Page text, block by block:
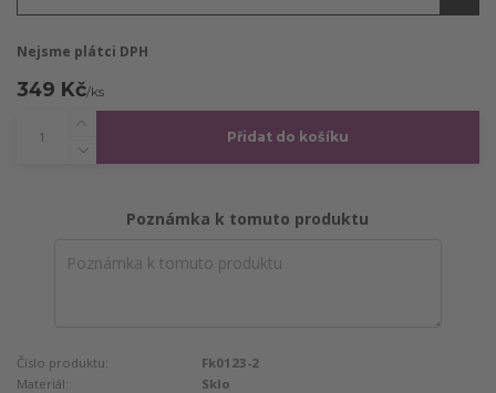
Nejsme plátci DPH
349 Kč/ks
Přidat do košíku
Poznámka k tomuto produktu
Číslo produktu:
Fk0123-2
Materiál:
Sklo